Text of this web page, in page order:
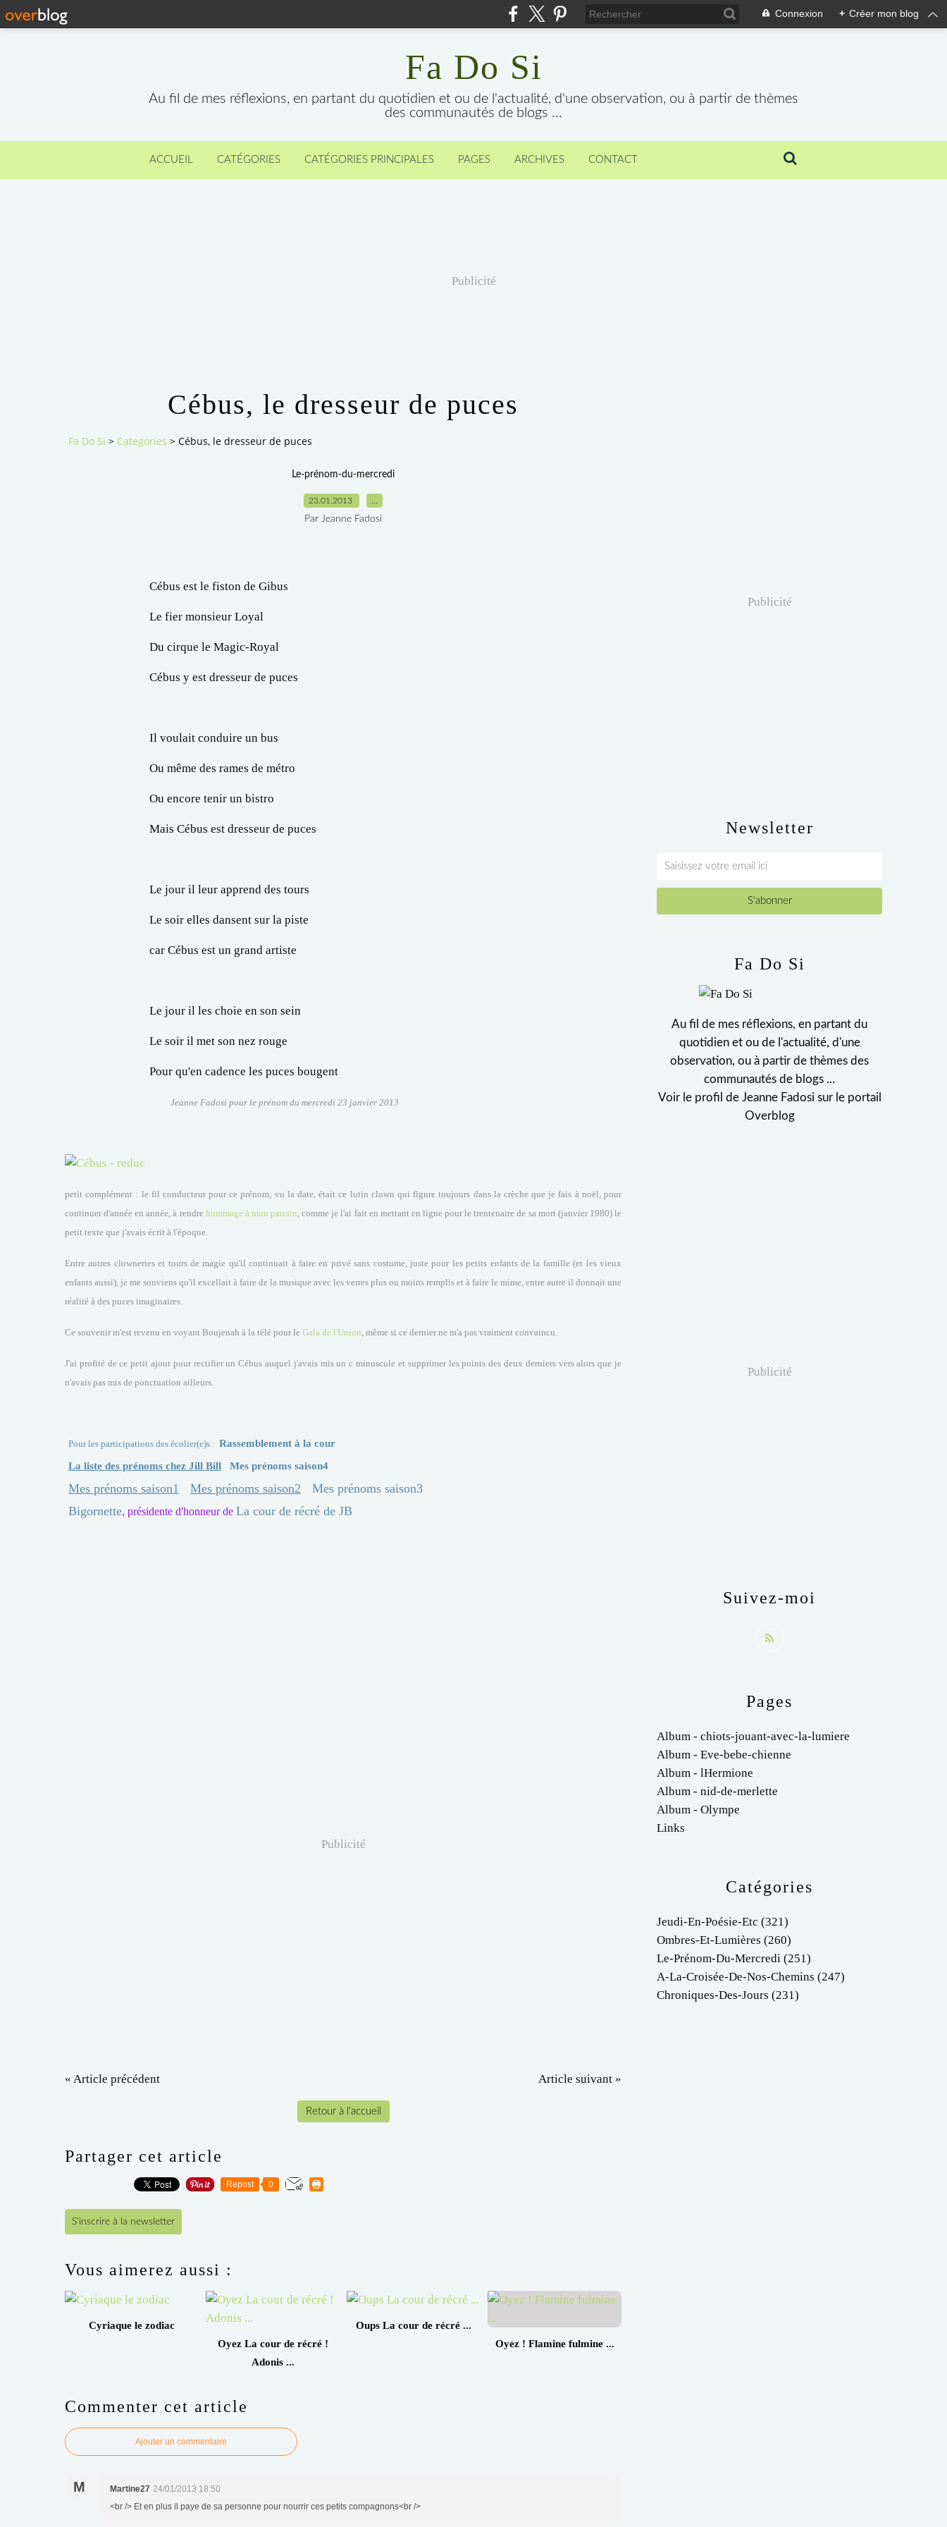
Connexion + Créer mon blog
Fa Do Si
Au fil de mes réflexions, en partant du quotidien et ou de l'actualité, d'une observation, ou à partir de thèmes
des communautés de blogs ...
ACCUEIL CATÉGORIES CATÉGORIES PRINCIPALES PAGES ARCHIVES CONTACT
Publicité
Cébus, le dresseur de puces
Fa Do Si > Categories > Cébus, le dresseur de puces
Le-prénom-du-mercredi
23.01.2013
Par Jeanne Fadosi
Cébus est le fiston de Gibus
Le fier monsieur Loyal
Du cirque le Magic-Royal
Cébus y est dresseur de puces
Il voulait conduire un bus
Ou même des rames de métro
Ou encore tenir un bistro
Mais Cébus est dresseur de puces
Le jour il leur apprend des tours
Le soir elles dansent sur la piste
car Cébus est un grand artiste
Le jour il les choie en son sein
Le soir il met son nez rouge
Pour qu'en cadence les puces bougent
Jeanne Fadosi pour le prénom du mercredi 23 janvier 2013
petit complément : le fil conducteur pour ce prénom, vu la date, était ce lutin clown qui figure toujours dans la crèche que je fais à noël, pour
continuer d'année en année, à rendre hommage à mon parrain , comme je l'ai fait en mettant en ligne pour le trentenaire de sa mort (janvier 1980) le
petit texte que j'avais écrit à l'époque.
Entre autres clowneries et tours de magie qu'il continuait à faire en privé sans costume, juste pour les petits enfants de la famille (et les vieux
enfants aussi), je me souviens qu'il excellait à faire de la musique avec les verres plus ou moins remplis et à faire le mime, entre autre il donnait une
réalité à des puces imaginaires.
Ce souvenir m'est revenu en voyant Boujenah à la télé pour le Gala de l'Union , même si ce dernier ne m'a pas vraiment convaincu.
J'ai profité de ce petit ajout pour rectifier un Cébus auquel j'avais mis un c minuscule et supprimer les points des deux derniers vers alors que je
n'avais pas mis de ponctuation ailleurs.
Pour les participations des écolier(e)s : Rassemblement à la cour
La liste des prénoms chez Jill Bill
Mes prénoms saison4
Mes prénoms saison1 Mes prénoms saison2
Mes prénoms saison3
Bigornette, présidente d'honneur de La cour de récré de JB
Publicité
« Article précédent Article suivant »
Retour à l'accueil
Partager cet article
Repost 0
S'inscrire à la newsletter
Vous aimerez aussi :
Cyriaque le zodiac
Oyez La cour de récré !
Adonis ...
Oups La cour de récré ...
Oyez ! Flamine fulmine ...
Commenter cet article
Ajouter un commentaire
M Martine27 24/01/2013 18:50
<br /> Et en plus il paye de sa personne pour nourrir ces petits compagnons<br />
Newsletter
Publicité
Catégories
Jeudi-En-Poésie-Etc (321)
Ombres-Et-Lumières (260)
Le-Prénom-Du-Mercredi (251)
A-La-Croisée-De-Nos-Chemins (247)
Chroniques-Des-Jours (231)
Pages
Album - chiots-jouant-avec-la-lumiere
Album - Eve-bebe-chienne
Album - lHermione
Album - nid-de-merlette
Album - Olympe
Links
Fa Do Si
Au fil de mes réflexions, en partant du
quotidien et ou de l'actualité, d'une
observation, ou à partir de thèmes des
communautés de blogs ...
Voir le profil de Jeanne Fadosi sur le portail
Overblog
Suivez-moi
Publicité